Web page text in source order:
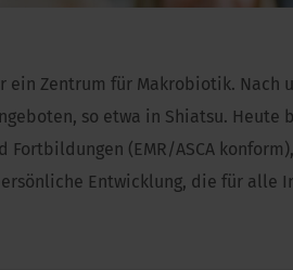
ein Zentrum für Makrobiotik. Nach
so etwa in Shiatsu. Heute
(EMR/ASCA
Entwicklung, die für alle